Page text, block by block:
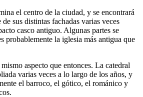
el centro de la ciudad, y se encontrará
sus distintas fachadas varias veces
casco antiguo. Algunas partes se
probablemente la iglesia más antigua que
aspecto que entonces. La catedral
varias veces a lo largo de los años, y
el barroco, el gótico, el románico y